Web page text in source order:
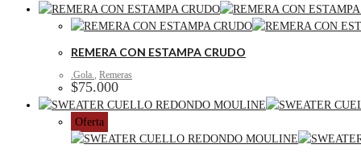
REMERA CON ESTAMPA CRUDO
.Gola., Remeras
$75.000
Oferta